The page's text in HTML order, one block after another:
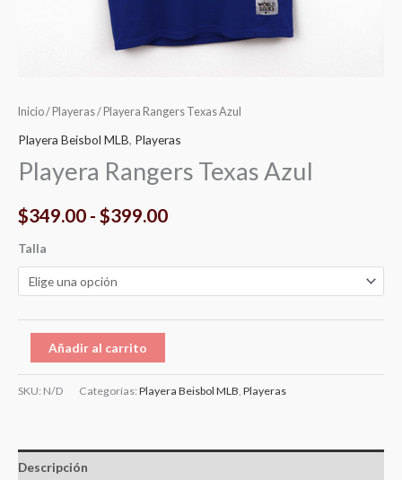
Inicio/ Playeras/ Playera Rangers Texas Azul
Playera Beisbol MLB, Playeras
Playera Rangers Texas Azul
$349.00 - $399.00
Talla
Añadir al carrito
SKU: N/D Categorías: Playera Beisbol MLB Playeras
Descripción